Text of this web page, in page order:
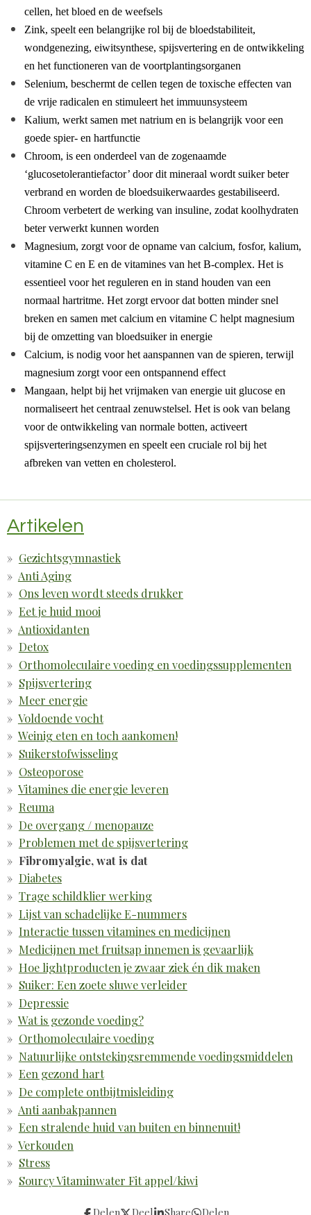
cellen, het bloed en de weefsels
Zink, speelt een belangrijke rol bij de bloedstabiliteit,
wondgenezing, eiwitsynthese, spijsvertering en de ontwikkeling
en het functioneren van de voortplantingsorganen
Selenium, beschermt de cellen tegen de toxische effecten van
de vrije radicalen en stimuleert het immuunsysteem
Kalium, werkt samen met natrium en is belangrijk voor een
goede spier- en hartfunctie
Chroom, is een onderdeel van de zogenaamde
‘glucosetolerantiefactor’ door dit mineraal wordt suiker beter
verbrand en worden de bloedsuikerwaardes gestabiliseerd.
Chroom verbetert de werking van insuline, zodat koolhydraten
beter verwerkt kunnen worden
Magnesium, zorgt voor de opname van calcium, fosfor, kalium,
vitamine C en E en de vitamines van het B-complex. Het is
essentieel voor het reguleren en in stand houden van een
normaal hartritme. Het zorgt ervoor dat botten minder snel
breken en samen met calcium en vitamine C helpt magnesium
bij de omzetting van bloedsuiker in energie
Calcium, is nodig voor het aanspannen van de spieren, terwijl
magnesium zorgt voor een ontspannend effect
Mangaan, helpt bij het vrijmaken van energie uit glucose en
normaliseert het centraal zenuwstelsel. Het is ook van belang
voor de ontwikkeling van normale botten, activeert
spijsverteringsenzymen en speelt een cruciale rol bij het
afbreken van vetten en cholesterol.
Artikelen
Gezichtsgymnastiek
Anti Aging
Ons leven wordt steeds drukker
Eet je huid mooi
Antioxidanten
Detox
Orthomoleculaire voeding en voedingssupplementen
Spijsvertering
Meer energie
Voldoende vocht
Weinig eten en toch aankomen!
Suikerstofwisseling
Osteoporose
Vitamines die energie leveren
Reuma
De overgang / menopauze
Problemen met de spijsvertering
Fibromyalgie, wat is dat
Diabetes
Trage schildklier werking
Lijst van schadelijke E-nummers
Interactie tussen vitamines en medicijnen
Medicijnen met fruitsap innemen is gevaarlijk
Hoe lightproducten je zwaar ziek én dik maken
Suiker: Een zoete sluwe verleider
Depressie
Wat is gezonde voeding?
Orthomoleculaire voeding
Natuurlijke ontstekingsremmende voedingsmiddelen
Een gezond hart
De complete ontbijtmisleiding
Anti aanbakpannen
Een stralende huid van buiten en binnenuit!
Verkouden
Stress
Sourcy Vitaminwater Fit appel/kiwi